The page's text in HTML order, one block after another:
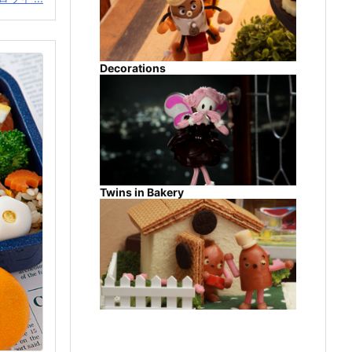
Decorations
Twins in Bakery